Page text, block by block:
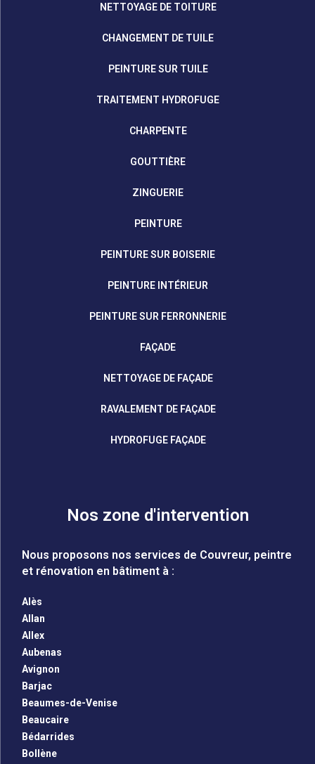
NETTOYAGE DE TOITURE
CHANGEMENT DE TUILE
PEINTURE SUR TUILE
TRAITEMENT HYDROFUGE
CHARPENTE
GOUTTIÈRE
ZINGUERIE
PEINTURE
PEINTURE SUR BOISERIE
PEINTURE INTÉRIEUR
PEINTURE SUR FERRONNERIE
FAÇADE
NETTOYAGE DE FAÇADE
RAVALEMENT DE FAÇADE
HYDROFUGE FAÇADE
Nos zone d'intervention
Nous proposons nos services de Couvreur, peintre
et rénovation en bâtiment à :
Alès
Allan
Allex
Aubenas
Avignon
Barjac
Beaumes-de-Venise
Beaucaire
Bédarrides
Bollène